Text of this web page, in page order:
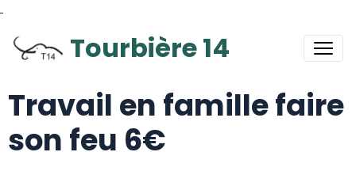
Tourbière 14
Travail en famille faire
son feu 6€